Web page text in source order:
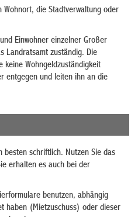
Wohnort, die Stadtverwaltung oder
Einwohner einzelner Großer
Landratsamt zuständig. Die
keine Wohngeldzuständigkeit
entgegen und leiten ihn an die
besten schriftlich. Nutzen Sie das
erhalten es auch bei der
benutzen, abhängig
haben (Mietzuschuss) oder dieser